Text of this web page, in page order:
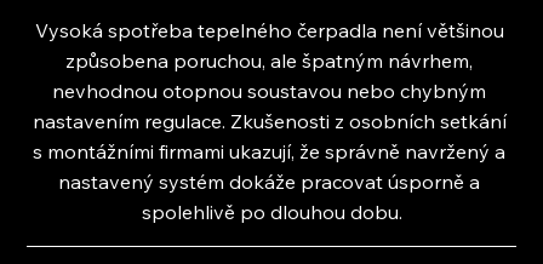
Vysoká spotřeba tepelného čerpadla není většinou
způsobena poruchou, ale špatným návrhem,
nevhodnou otopnou soustavou nebo chybným
nastavením regulace. Zkušenosti z osobních setkání
s montážními firmami ukazují, že správně navržený a
nastavený systém dokáže pracovat úsporně a
spolehlivě po dlouhou dobu.